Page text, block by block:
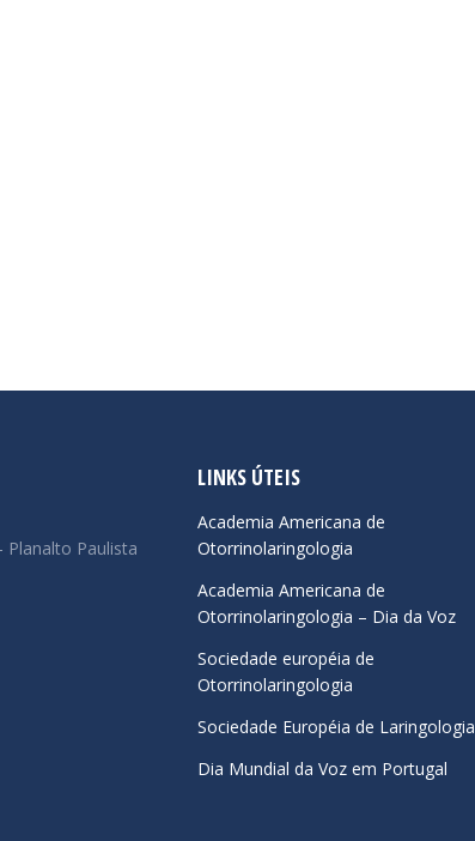
Planalto Paulista
LINKS ÚTEIS
Academia Americana de
Otorrinolaringologia
Academia Americana de
Otorrinolaringologia – Dia da Voz
Sociedade européia de
Otorrinolaringologia
Sociedade Européia de Laringologia
Dia Mundial da Voz em Portugal